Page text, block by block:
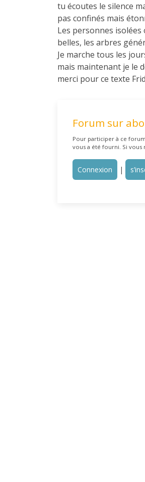
tu écoutes le silence
pas confinés mais
Les personnes
belles, les arbres
Je marche tous les
mais maintenant je le
merci pour ce texte
Forum sur
Pour participer à ce
vous a été fourni. Si vous
Connexion |